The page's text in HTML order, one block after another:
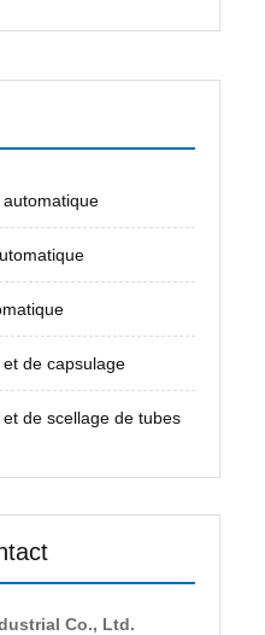
de capsulage
de scellage de tubes
Co., Ltd.